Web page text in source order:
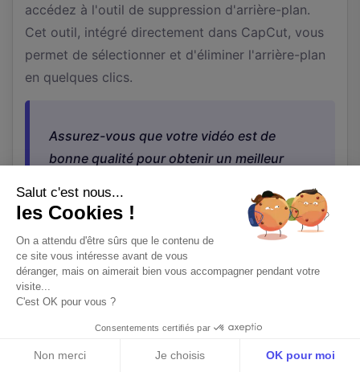
accédez à l'outil de suppression d'arrière-plan.
Cet outil, intégré directement dans CapCut, vous
permet de sélectionner et d'éliminer l'arrière-plan
en quelques clics.
Assurez-vous que votre vidéo est de
bonne qualité pour obtenir un meilleur
Ensuite, ajustez les paramètres pour affiner la
suppression. CapCut propose divers réglages
pour améliorer la précision, comme le seuil de
détection et la sensibilité. Par exemple, si l'arrière-
plan est complexe, augmentez légèrement la
sensibilité pour un découpage plus précis.
Salut c'est nous...
les Cookies !
On a attendu d'être sûrs que le contenu de
ce site vous intéresse avant de vous
déranger, mais on aimerait bien vous accompagner pendant votre
visite...
C'est OK pour vous ?
Consentements certifiés par
Non merci Je choisis OK pour moi